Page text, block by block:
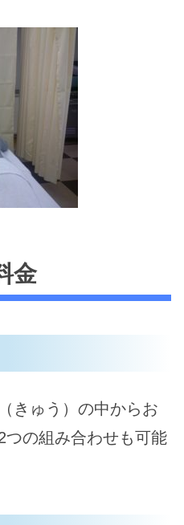
金
きゅう）の中からお
の組み合わせも可能